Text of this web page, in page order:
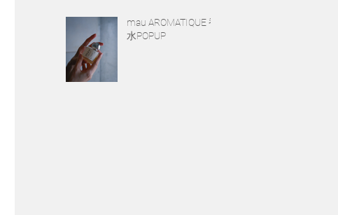
mau AROMATIQUE 香
水POPUP